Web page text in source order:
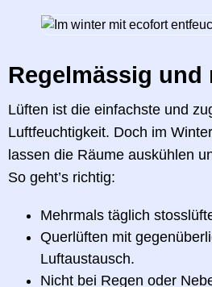
Regelmässig
Lüften ist die einfachste und
Luftfeuchtigkeit. Doch im
lassen die Räume auskühlen
So geht’s richtig:
Mehrmals täglich
Querlüften mit
Luftaustausch.
Nicht bei Regen oder